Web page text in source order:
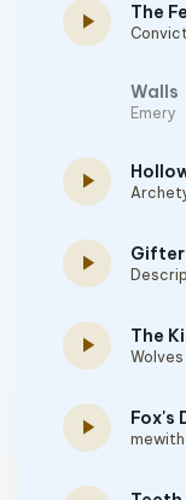
play_arrow The
Walls
Emery
play_arrow
play_arrow Gifter
play_arrow The
play_arrow